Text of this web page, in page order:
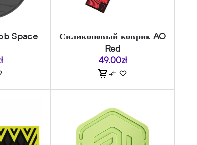
Space
Силиконовый коврик AO
Red
49.00zł